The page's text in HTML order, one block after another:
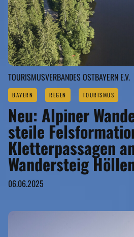
TOURISMUSVERBANDES OSTBAYERN E.V.
BAYERN REGEN TOURISMUS
Neu: Alpiner
steile
Kletterpassagen
Wandersteig
06.06.2025